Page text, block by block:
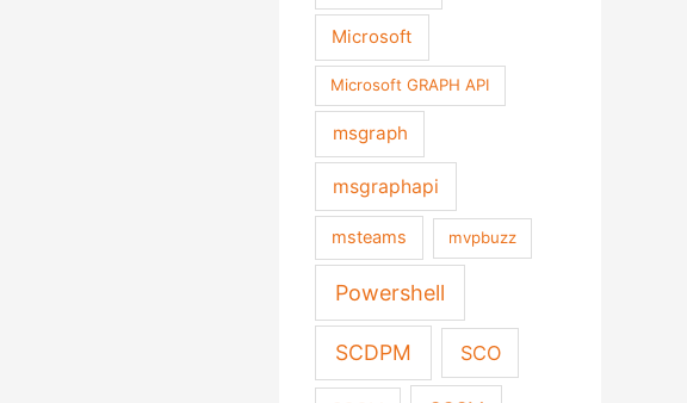
Microsoft
Microsoft GRAPH API
msgraph
msgraphapi
msteams mvpbuzz
Powershell
SCDPM SCO